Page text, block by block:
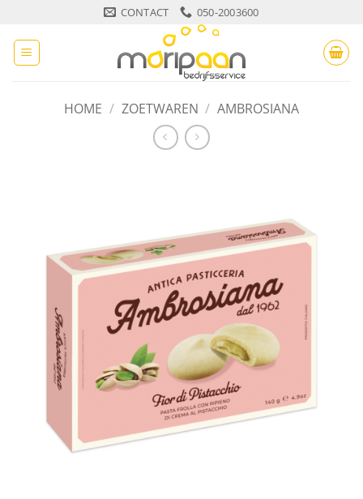
inhoud
CONTACT 050-2003600
HOME / ZOETWAREN / AMBROSIANA